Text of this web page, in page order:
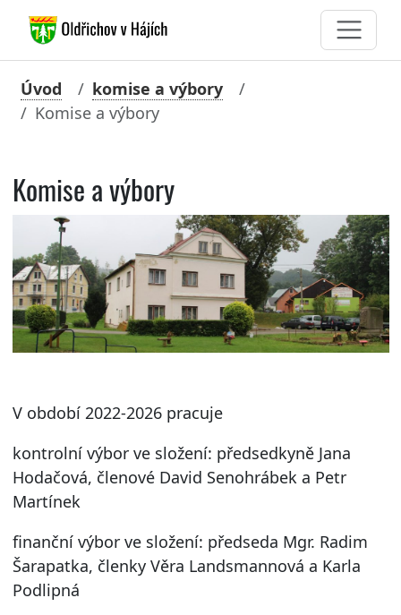
Úvod
komise a výbory
Komise a výbory
Komise a výbory
V období 2022-2026 pracuje
kontrolní výbor ve složení: předsedkyně Jana
Hodačová, členové David Senohrábek a Petr
Martínek
finanční výbor ve složení: předseda Mgr. Radim
Šarapatka, členky Věra Landsmannová a Karla
Podlipná